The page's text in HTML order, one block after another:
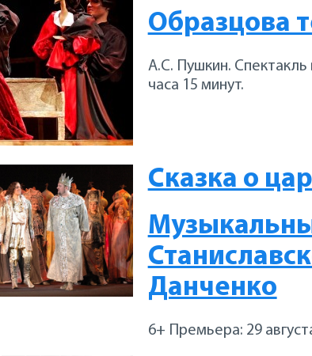
Образцова
А.С. Пушкин. Спектакль
часа 15 минут.
Сказка о
Данченко
6+ Премьера: 29